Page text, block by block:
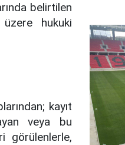
belirtilen
hukuki
kayıt
veya bu
görülenlerle,